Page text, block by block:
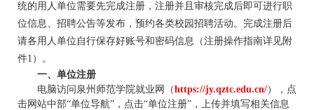
统的用人单位需要先完成注册，注册并且审核完成后即可进行职
位信息、招聘公告等发布，预约各类校园招聘活动。完成注册后
请各用人单位自行保存好账号和密码信息（注册操作指南详见附
件1 ）。
一、单位注册
电脑访问泉州师范学院就业网（https://jy.qztc.edu.cn/），点
击网站中部“单位导航”，点击“单位注册”，上传并填写相关信息